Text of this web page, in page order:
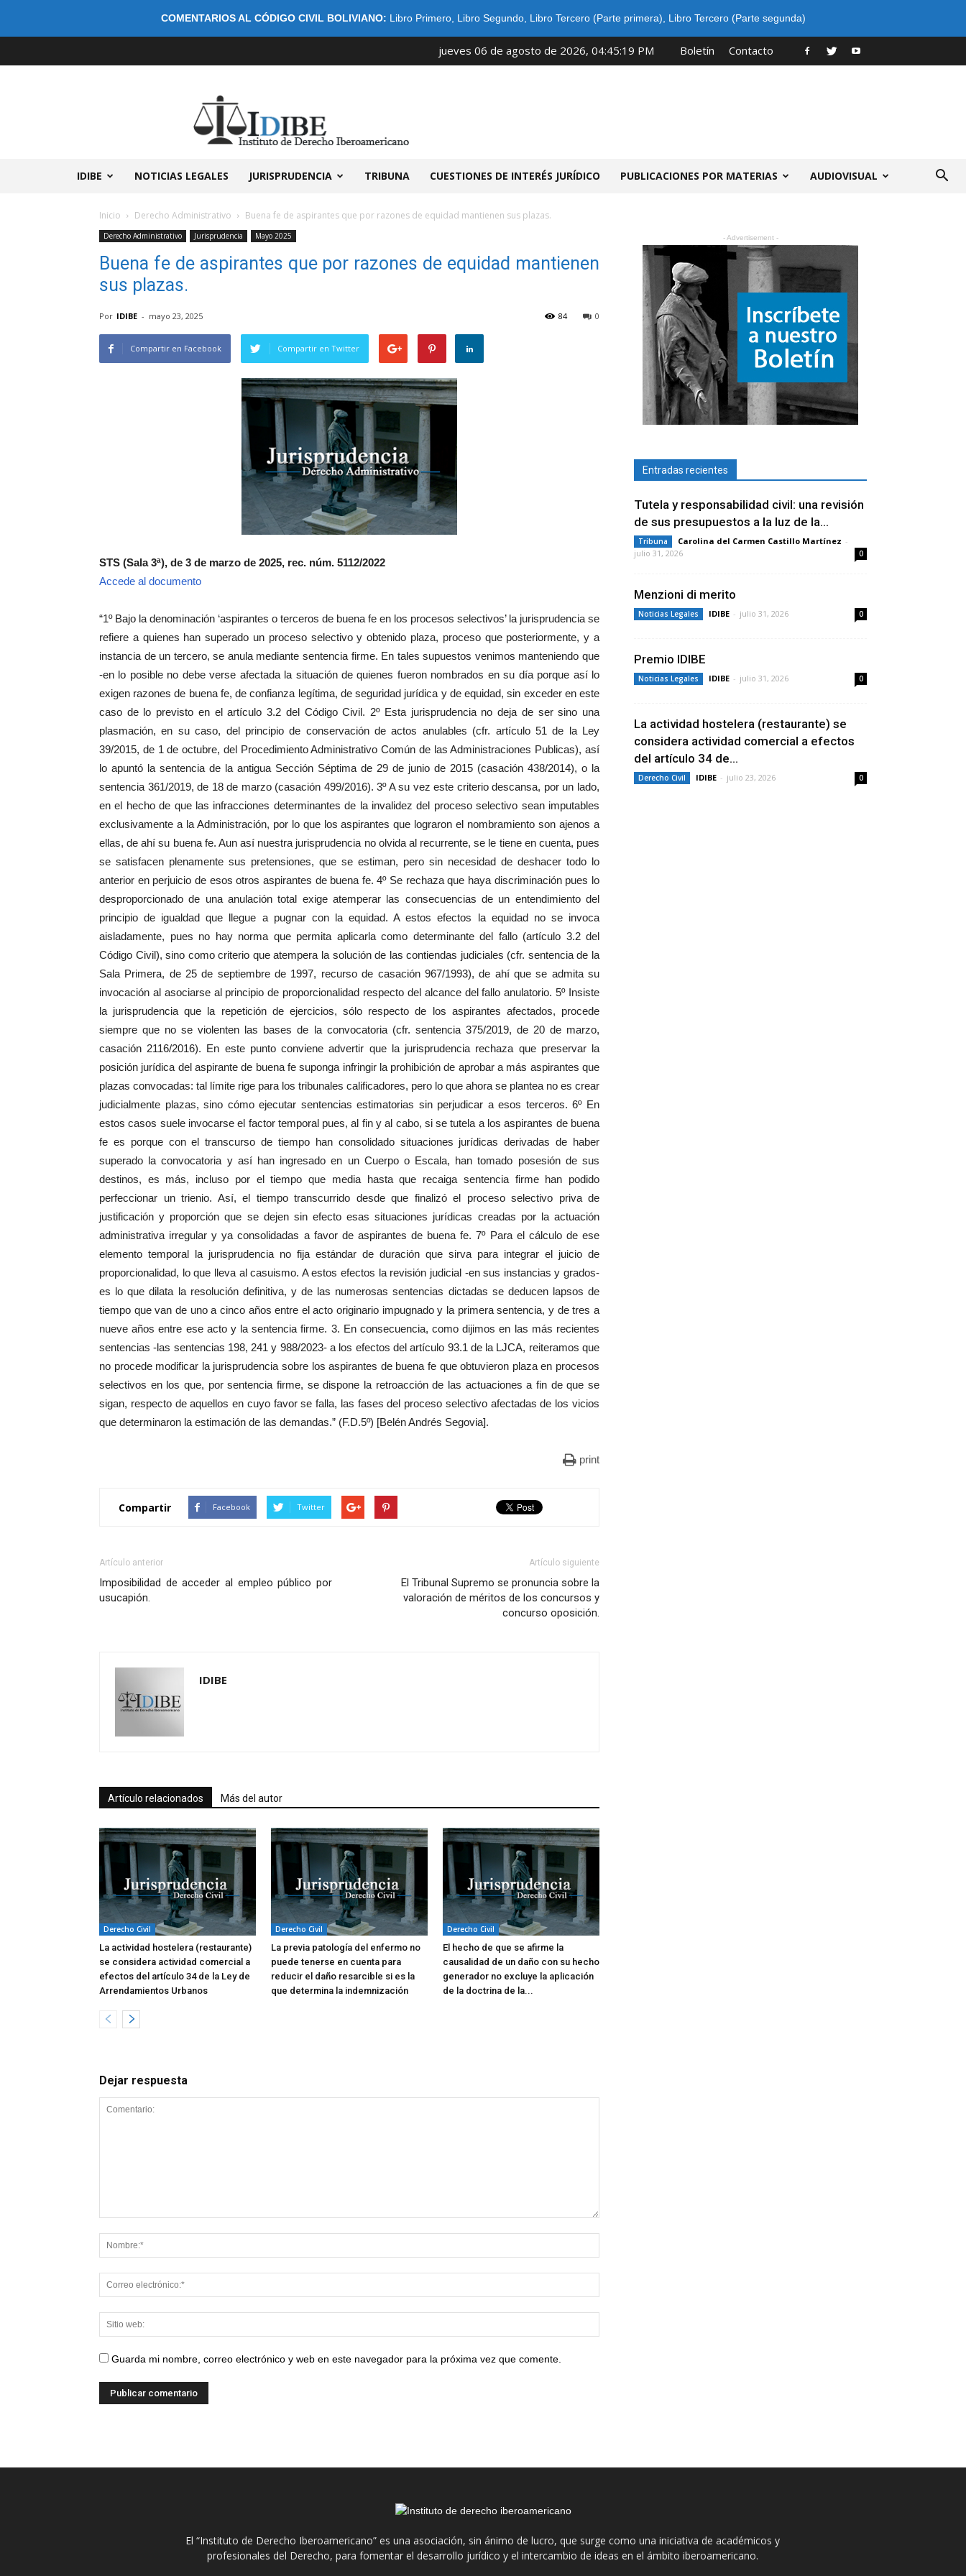
COMENTARIOS AL CÓDIGO CIVIL BOLIVIANO: Libro Primero, Libro Segundo, Libro Tercero (Parte primera) Libro Tercero (Parte segunda)
jueves 06 de agosto de 2026, 04:45:19 PM Boletín Contacto
IDIBE NOTICIAS LEGALES JURISPRUDENCIA TRIBUNA CUESTIONES DE INTERÉS JURÍDICO PUBLICACIONES POR MATERIAS AUDIOVISUAL
Inicio Derecho Administrativo Buena fe de aspirantes que por razones de equidad mantienen sus plazas.
Derecho Administrativo Jurisprudencia Mayo 2025
Buena fe de aspirantes que por razones de equidad mantienen
sus plazas.
Por IDIBE - mayo 23, 2025 0
84
Compartir en Facebook Compartir en Twitter
STS (Sala 3ª), de 3 de marzo de 2025, rec. núm. 5112/2022
Accede al documento
“1º Bajo la denominación ‘aspirantes o terceros de buena fe en los procesos selectivos’ la jurisprudencia se
refiere a quienes han superado un proceso selectivo y obtenido plaza, proceso que posteriormente, y a
instancia de un tercero, se anula mediante sentencia firme. En tales supuestos venimos manteniendo que
-en lo posible no debe verse afectada la situación de quienes fueron nombrados en su día porque así lo
exigen razones de buena fe, de confianza legítima, de seguridad jurídica y de equidad, sin exceder en este
caso de lo previsto en el artículo 3.2 del Código Civil. 2º Esta jurisprudencia no deja de ser sino una
plasmación, en su caso, del principio de conservación de actos anulables (cfr. artículo 51 de la Ley
39/2015, de 1 de octubre, del Procedimiento Administrativo Común de las Administraciones Publicas), así
lo apuntó la sentencia de la antigua Sección Séptima de 29 de junio de 2015 (casación 438/2014), o la
sentencia 361/2019, de 18 de marzo (casación 499/2016). 3º A su vez este criterio descansa, por un lado,
en el hecho de que las infracciones determinantes de la invalidez del proceso selectivo sean imputables
exclusivamente a la Administración, por lo que los aspirantes que lograron el nombramiento son ajenos a
ellas, de ahí su buena fe. Aun así nuestra jurisprudencia no olvida al recurrente, se le tiene en cuenta, pues
se satisfacen plenamente sus pretensiones, que se estiman, pero sin necesidad de deshacer todo lo
anterior en perjuicio de esos otros aspirantes de buena fe. 4º Se rechaza que haya discriminación pues lo
desproporcionado de una anulación total exige atemperar las consecuencias de un entendimiento del
principio de igualdad que llegue a pugnar con la equidad. A estos efectos la equidad no se invoca
aisladamente, pues no hay norma que permita aplicarla como determinante del fallo (artículo 3.2 del
Código Civil), sino como criterio que atempera la solución de las contiendas judiciales (cfr. sentencia de la
Sala Primera, de 25 de septiembre de 1997, recurso de casación 967/1993), de ahí que se admita su
invocación al asociarse al principio de proporcionalidad respecto del alcance del fallo anulatorio. 5º Insiste
la jurisprudencia que la repetición de ejercicios, sólo respecto de los aspirantes afectados, procede
siempre que no se violenten las bases de la convocatoria (cfr. sentencia 375/2019, de 20 de marzo,
casación 2116/2016). En este punto conviene advertir que la jurisprudencia rechaza que preservar la
posición jurídica del aspirante de buena fe suponga infringir la prohibición de aprobar a más aspirantes que
plazas convocadas: tal límite rige para los tribunales calificadores, pero lo que ahora se plantea no es crear
judicialmente plazas, sino cómo ejecutar sentencias estimatorias sin perjudicar a esos terceros. 6º En
estos casos suele invocarse el factor temporal pues, al fin y al cabo, si se tutela a los aspirantes de buena
fe es porque con el transcurso de tiempo han consolidado situaciones jurídicas derivadas de haber
superado la convocatoria y así han ingresado en un Cuerpo o Escala, han tomado posesión de sus
destinos, es más, incluso por el tiempo que media hasta que recaiga sentencia firme han podido
perfeccionar un trienio. Así, el tiempo transcurrido desde que finalizó el proceso selectivo priva de
justificación y proporción que se dejen sin efecto esas situaciones jurídicas creadas por la actuación
administrativa irregular y ya consolidadas a favor de aspirantes de buena fe. 7º Para el cálculo de ese
elemento temporal la jurisprudencia no fija estándar de duración que sirva para integrar el juicio de
proporcionalidad, lo que lleva al casuismo. A estos efectos la revisión judicial -en sus instancias y grados-
es lo que dilata la resolución definitiva, y de las numerosas sentencias dictadas se deducen lapsos de
tiempo que van de uno a cinco años entre el acto originario impugnado y la primera sentencia, y de tres a
nueve años entre ese acto y la sentencia firme. 3. En consecuencia, como dijimos en las más recientes
sentencias -las sentencias 198, 241 y 988/2023- a los efectos del artículo 93.1 de la LJCA, reiteramos que
no procede modificar la jurisprudencia sobre los aspirantes de buena fe que obtuvieron plaza en procesos
selectivos en los que, por sentencia firme, se dispone la retroacción de las actuaciones a fin de que se
sigan, respecto de aquellos en cuyo favor se falla, las fases del proceso selectivo afectadas de los vicios
que determinaron la estimación de las demandas.” (F.D.5º) [Belén Andrés Segovia].
print
Compartir Facebook Twitter
Artículo anterior
Imposibilidad de acceder al empleo público por
usucapión.
Artículo siguiente
El Tribunal Supremo se pronuncia sobre la
valoración de méritos de los concursos y
concurso oposición.
IDIBE
Artículo relacionados Más del autor
Derecho Civil
La actividad hostelera (restaurante)
se considera actividad comercial a
efectos del artículo 34 de la Ley de
Arrendamientos Urbanos
Derecho Civil
La previa patología del enfermo no
puede tenerse en cuenta para
reducir el daño resarcible si es la
que determina la indemnización
Derecho Civil
El hecho de que se afirme la
causalidad de un daño con su hecho
generador no excluye la aplicación
de la doctrina de la...
Dejar respuesta
Guarda mi nombre, correo electrónico y web en este navegador para la próxima vez que comente.
- Advertisement -
Entradas recientes
Tutela y responsabilidad civil: una revisión
de sus presupuestos a la luz de la...
Tribuna Carolina del Carmen Castillo Martínez -
julio 31, 2026
0
Menzioni di merito
Noticias Legales IDIBE - julio 31, 2026 0
Premio IDIBE
Noticias Legales IDIBE - julio 31, 2026 0
La actividad hostelera (restaurante) se
considera actividad comercial a efectos
del artículo 34 de...
Derecho Civil IDIBE - julio 23, 2026 0
El “Instituto de Derecho Iberoamericano” es una asociación, sin ánimo de lucro, que surge como una iniciativa de académicos y
profesionales del Derecho, para fomentar el desarrollo jurídico y el intercambio de ideas en el ámbito iberoamericano.